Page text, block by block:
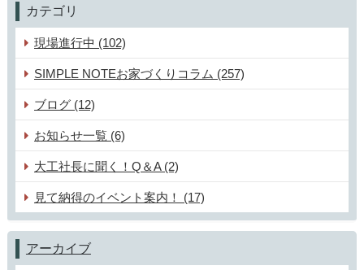
カテゴリ
現場進行中 (102)
SIMPLE NOTEお家づくりコラム (257)
ブログ (12)
お知らせ一覧 (6)
大工社長に聞く！Q＆A (2)
見て納得のイベント案内！ (17)
アーカイブ